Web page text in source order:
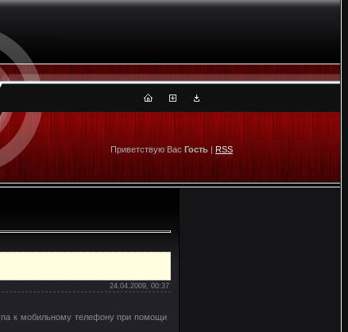
Приветствую Вас Гость | RSS
24.04.2009, 00:37
к мобильному телефону при помощи